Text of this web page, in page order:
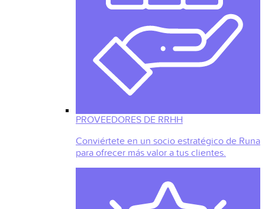
PROVEEDORES DE RRHH
Conviértete en un socio estratégico de Runa
para ofrecer más valor a tus clientes.